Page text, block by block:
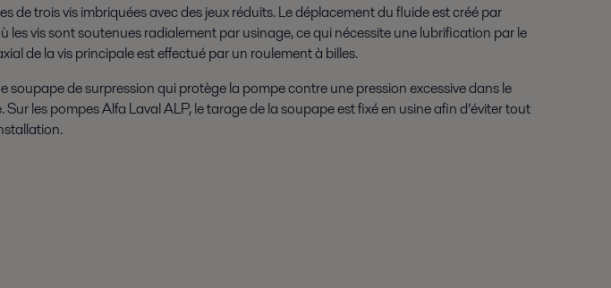
de trois vis imbriquées avec des jeux réduits. Le déplacement du fluide est créé par
les vis sont soutenues radialement par usinage, ce qui nécessite une lubrification par le
de la vis principale est effectué par un roulement à billes.
soupape de surpression qui protège la pompe contre une pression excessive dans le
les pompes Alfa Laval ALP, le tarage de la soupape est fixé en usine afin d’éviter tout